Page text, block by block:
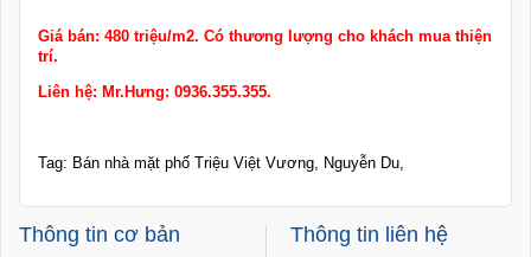
Giá bán: 480 triệu/m2. Có thương lượng cho khách mua thiện
trí.
Liên hệ: Mr.Hưng: 0936.355.355.
Tag: Bán nhà mặt phố Triệu Việt Vương, Nguyễn Du,
Thông tin cơ bản Thông tin liên hệ